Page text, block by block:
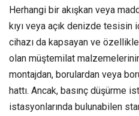
Herhangi bir akışkan veya
kıyı veya açık denizde
cihazı da kapsayan ve
olan müştemilat
montajdan, borulardan veya
hattı. Ancak, basınç düşürme
istasyonlarında bulunabilen